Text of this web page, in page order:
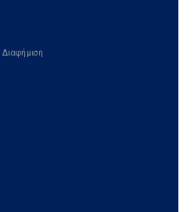
Διαφήμιση